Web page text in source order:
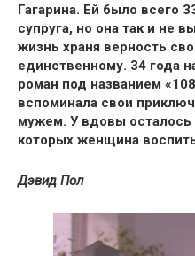
Гагарина. Ей было всего
супруга, но она так и не
жизнь храня верность
единственному. 34 года
роман под названием
вспоминала свои
мужем. У вдовы осталось
которых женщина
Дэвид Пол